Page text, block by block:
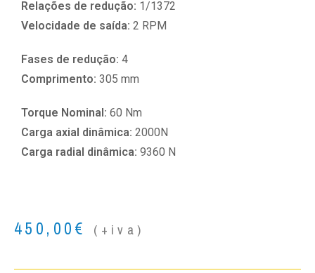
Relações de redução: 1/1372
Velocidade de saída: 2 RPM
Fases de redução: 4
Comprimento: 305 mm
Torque Nominal: 60 Nm
Carga axial dinâmica: 2000N
Carga radial dinâmica: 9360 N
450,00€ (+iva)